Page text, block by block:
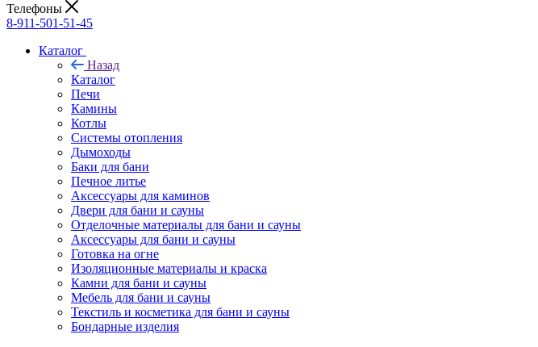
Телефоны
8-911-501-51-45
Каталог
Назад
Каталог
Печи
Камины
Котлы
Системы отопления
Дымоходы
Баки для бани
Печное литье
Аксессуары для каминов
Двери для бани и сауны
Отделочные материалы для бани и сауны
Аксессуары для бани и сауны
Готовка на огне
Изоляционные материалы и краска
Камни для бани и сауны
Мебель для бани и сауны
Текстиль и косметика для бани и сауны
Бондарные изделия